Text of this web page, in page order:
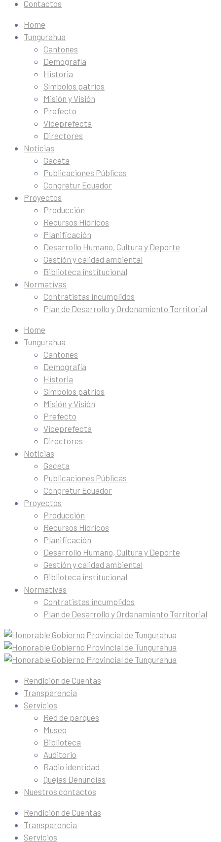
Contactos
Home
Tungurahua
Cantones
Demografía
Historia
Símbolos patrios
Misión y Visión
Prefecto
Viceprefecta
Directores
Noticias
Gaceta
Publicaciones Públicas
Congretur Ecuador
Proyectos
Producción
Recursos Hídricos
Planificación
Desarrollo Humano, Cultura y Deporte
Gestión y calidad ambiental
Biblioteca institucional
Normativas
Contratistas incumplidos
Plan de Desarrollo y Ordenamiento Territorial
Home
Tungurahua
Cantones
Demografía
Historia
Símbolos patrios
Misión y Visión
Prefecto
Viceprefecta
Directores
Noticias
Gaceta
Publicaciones Públicas
Congretur Ecuador
Proyectos
Producción
Recursos Hídricos
Planificación
Desarrollo Humano, Cultura y Deporte
Gestión y calidad ambiental
Biblioteca institucional
Normativas
Contratistas incumplidos
Plan de Desarrollo y Ordenamiento Territorial
Rendición de Cuentas
Transparencia
Servicios
Red de parques
Museo
Biblioteca
Auditorio
Radio identidad
Quejas Denuncias
Nuestros contactos
Rendición de Cuentas
Transparencia
Servicios